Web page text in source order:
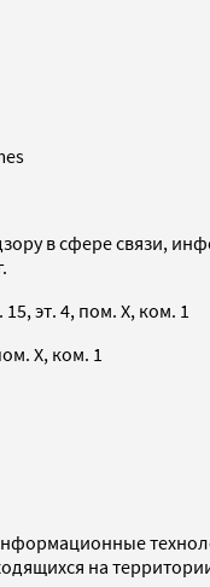
в сфере связи,
эт. 4, пом. X, ком. 1
X, ком. 1
на